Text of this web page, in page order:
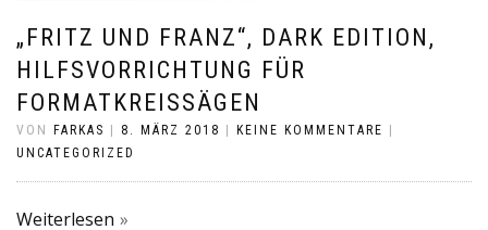
„FRITZ UND FRANZ“, DARK EDITION,
HILFSVORRICHTUNG FÜR
FORMATKREISSÄGEN
VON FARKAS 8. MÄRZ 2018 KEINE KOMMENTARE
UNCATEGORIZED
Weiterlesen